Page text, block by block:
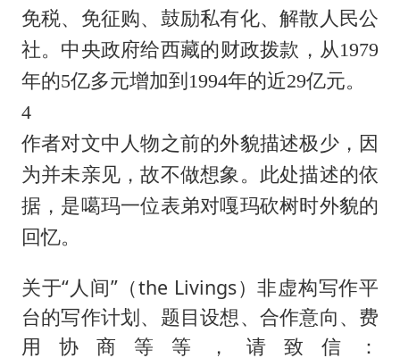
免税、免征购、鼓励私有化、解散人民公
社。中央政府给西藏的财政拨款，从1979
年的5亿多元增加到1994年的近29亿元。
4
作者对文中人物之前的外貌描述极少，因
为并未亲见，故不做想象。此处描述的依
据，是噶玛一位表弟对嘎玛砍树时外貌的
回忆。
关于“人间”（the Livings）非虚构写作平
台的写作计划、题目设想、合作意向、费
用协商等等，请致信：